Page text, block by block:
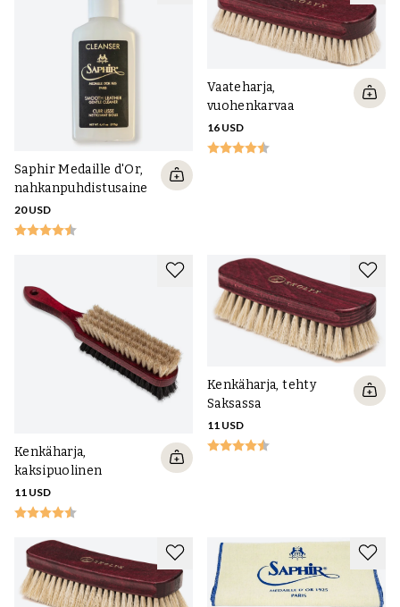
Saphir Medaille d'Or,
nahkanpuhdistusaine
20 USD
Vaateharja,
vuohenkarvaa
16 USD
Kenkäharja,
kaksipuolinen
11 USD
Kenkäharja, tehty
Saksassa
11 USD